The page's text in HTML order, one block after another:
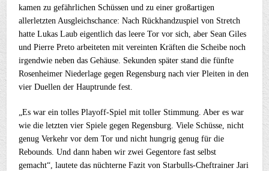
kamen zu gefährlichen Schüssen und zu einer großartigen
allerletzten Ausgleichschance: Nach Rückhandzuspiel von Stretch
hatte Lukas Laub eigentlich das leere Tor vor sich, aber Sean Giles
und Pierre Preto arbeiteten mit vereinten Kräften die Scheibe noch
irgendwie neben das Gehäuse. Sekunden später stand die fünfte
Rosenheimer Niederlage gegen Regensburg nach vier Pleiten in den
vier Duellen der Hauptrunde fest.
„Es war ein tolles Playoff-Spiel mit toller Stimmung. Aber es war
wie die letzten vier Spiele gegen Regensburg. Viele Schüsse, nicht
genug Verkehr vor dem Tor und nicht hungrig genug für die
Rebounds. Und dann haben wir zwei Gegentore fast selbst
gemacht“, lautete das nüchterne Fazit von Starbulls-Cheftrainer Jari